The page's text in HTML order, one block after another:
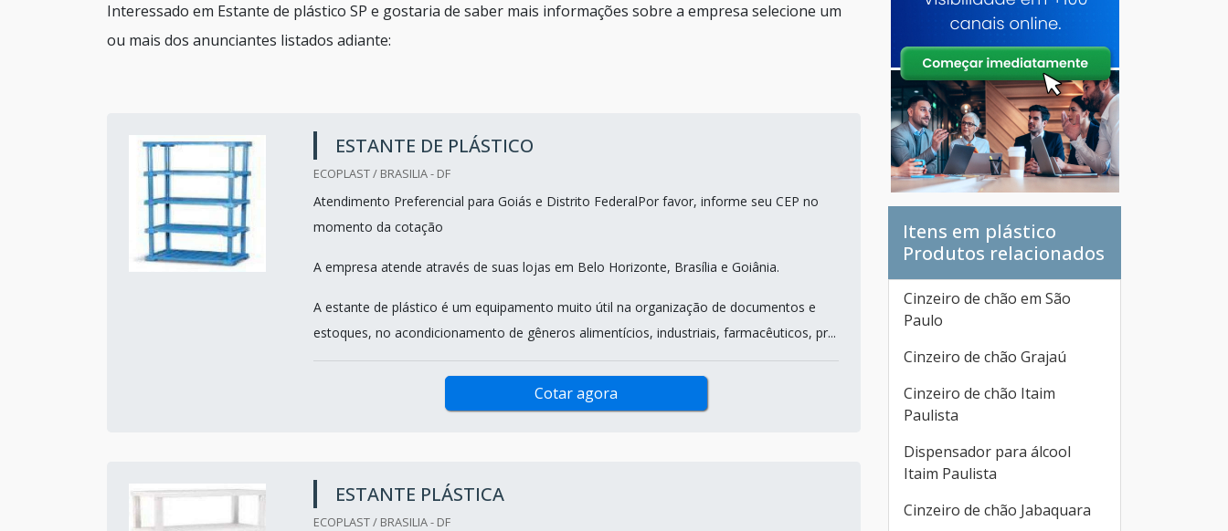
Interessado em Estante de plástico SP e gostaria de saber mais informações sobre a empresa selecione um
ou mais dos anunciantes listados adiante:
ESTANTE DE PLÁSTICO
ECOPLAST / BRASILIA - DF
Atendimento Preferencial para Goiás e Distrito FederalPor favor, informe seu CEP no
momento da cotação
A empresa atende através de suas lojas em Belo Horizonte, Brasília e Goiânia.
A estante de plástico é um equipamento muito útil na organização de documentos e
estoques, no acondicionamento de gêneros alimentícios, industriais, farmacêuticos, pr...
Cotar agora
ESTANTE PLÁSTICA
ECOPLAST / BRASILIA - DF
Itens em plástico
Produtos relacionados
Cinzeiro de chão em São
Paulo
Cinzeiro de chão Grajaú
Cinzeiro de chão Itaim
Paulista
Dispensador para álcool
Itaim Paulista
Cinzeiro de chão Jabaquara